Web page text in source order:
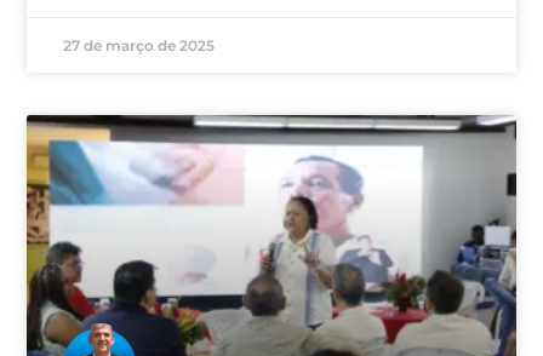
27 de março de 2025